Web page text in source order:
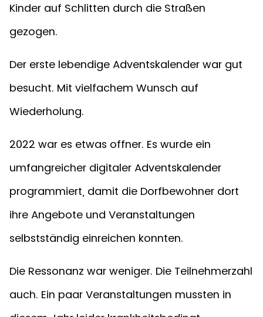
Kinder auf Schlitten durch die Straßen
gezogen.
Der erste lebendige Adventskalender war gut
besucht. Mit vielfachem Wunsch auf
Wiederholung.
2022 war es etwas offner. Es wurde ein
umfangreicher digitaler Adventskalender
programmiert, damit die Dorfbewohner dort
ihre Angebote und Veranstaltungen
selbstständig einreichen konnten.
Die Ressonanz war weniger. Die Teilnehmerzahl
auch. Ein paar Veranstaltungen mussten in